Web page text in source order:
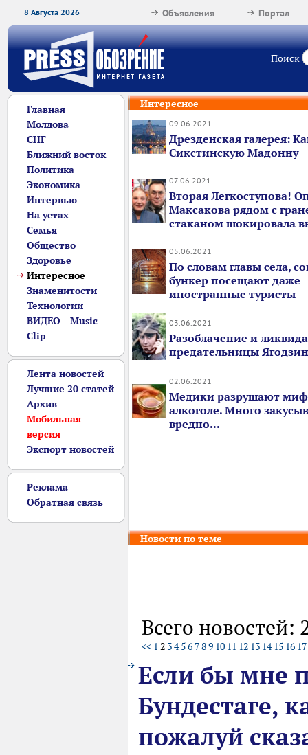
8 Августа 2026 Портал
Объявления
Поиск
Главная
Молдова
СНГ
Ближний восток
Политика
Экономика
Интервью
На устах
Семья
Общество
Здоровье
Интересное
Знаменитости
Технологии
ВИДЕО - Music
Clip
Лента новостей
Лучшие 20 статей
Архив
Мобильная
версия
Экспорт новостей
Реклама
Обратная связь
Интересное
09.06.2021
Дрезденская галерея:
Сикстинскую Мадонну
07.06.2021
Вторая Легкоступова!
Максакова рядом с
стаканом шокировала
05.06.2021
По словам главы села,
бункер посещают даже
иностранные туристы
03.06.2021
Разоблачение и
предательницы
02.06.2021
Медики разрушают
алкоголе. Много
вредно...
Новости по теме
Всего новостей:
<< 1 2 34 56 789 10 11 12 13 14 15 16 17
Если бы мне
Бундестаге,
пожалуй